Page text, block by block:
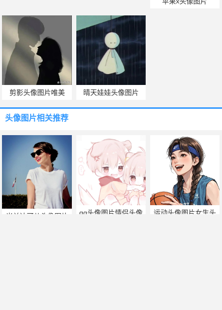
剪影头像图片唯美 晴天娃娃头像图片
头像图片相关推荐
米兰达可儿头像图片 qq头像图片情侣头像
运动头像图片女生头